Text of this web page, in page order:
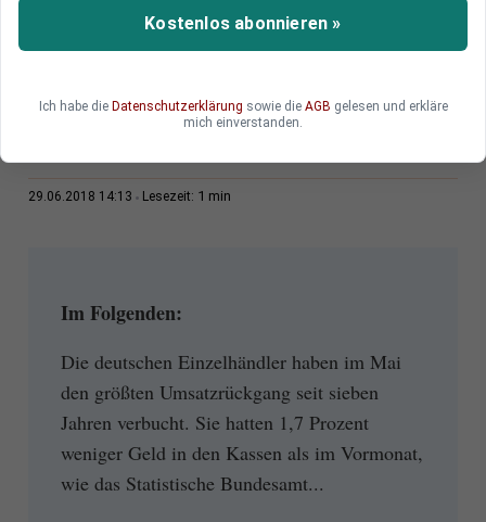
Die Umsätze im deutschen Einzelhandel sind im
29.06.2018 14:13 Lesezeit: 1 min
Im Folgenden:
Die deutschen Einzelhändler haben im Mai
den größten Umsatzrückgang seit sieben
Jahren verbucht. Sie hatten 1,7 Prozent
weniger Geld in den Kassen als im Vormonat,
wie das Statistische Bundesamt...
Kostenlos abonnieren »
Ich habe die Datenschutzerklärung sowie die AGB gelesen und erkläre
mich einverstanden.